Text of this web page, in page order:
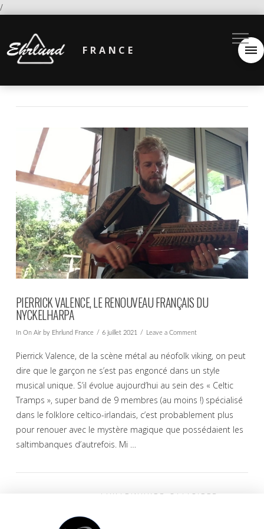
/
FRANCE
PIERRICK VALENCE, LE RENOUVEAU FRANÇAIS DU
NYCKELHARPA
In On Airby Ehrlund France 6 juillet 2021 Leave a Comment
Pierrick Valence, de la scène métal au néofolk viking, on peut
dire que le garçon ne s’est pas engoncé dans un style
musical unique. S’il évolue aujourd’hui au sein des « Celtic
Tramps », super band de 9 membres (au moins !) spécialisé
dans le folklore celtico-irlandais, c’est probablement plus
pour renouer avec le mystère magique que possédaient les
saltimbanques d’autrefois. Mi …
PARTENAIRES OFFICIELS